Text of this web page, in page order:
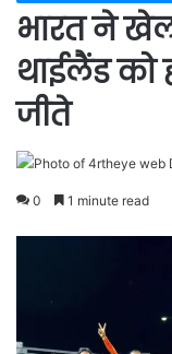
भारत ने
थाईलैंड को
जीते
0 1 minute read